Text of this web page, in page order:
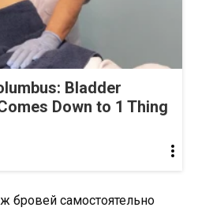
Bladder
Down to 1 Thing